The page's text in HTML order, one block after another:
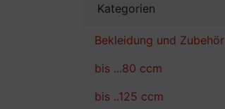
Kategorien
Bekleidung und Zubehör
bis ...80 ccm
bis ..125 ccm